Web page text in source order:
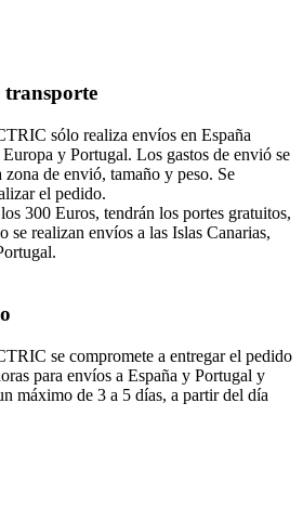
transporte
sólo realiza envíos en España
y Portugal. Los gastos de envió se
de envió, tamaño y peso. Se
el pedido.
300 Euros, tendrán los portes gratuitos,
se realizan envíos a las Islas Canarias,
se compromete a entregar el pedido
para envíos a España y Portugal y
máximo de 3 a 5 días, a partir del día